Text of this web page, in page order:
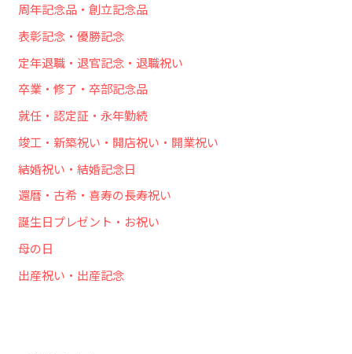
周年記念品・創立記念品
表彰記念・優勝記念
定年退職・退官記念・退職祝い
卒業・修了・卒部記念品
就任・認定証・永年勤続
竣工・新築祝い・開店祝い・開業祝い
結婚祝い・結婚記念日
還暦・古希・喜寿の長寿祝い
誕生日プレゼント・お祝い
母の日
出産祝い・出産記念